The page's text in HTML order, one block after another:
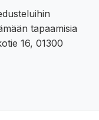
tapaamisia
16, 01300